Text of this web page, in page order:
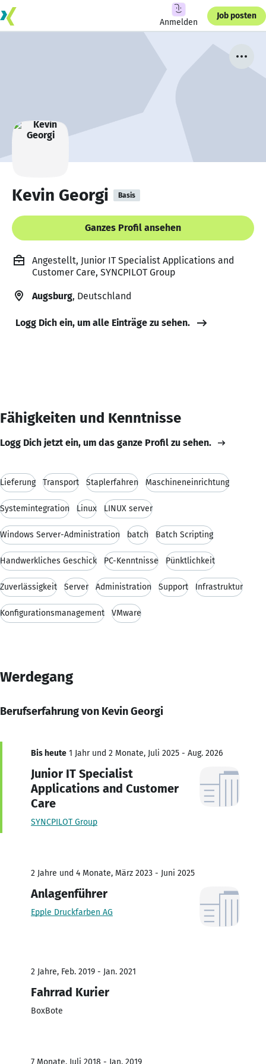
Anmelden
Job posten
Kevin Georgi Basis
Ganzes Profil ansehen
Angestellt, Junior IT Specialist Applications and
Customer Care, SYNCPILOT Group
Augsburg, Deutschland
Logg Dich ein, um alle Einträge zu sehen.
Fähigkeiten und Kenntnisse
Logg Dich jetzt ein, um das ganze Profil zu sehen.
Lieferung Transport Staplerfahren Maschineneinrichtung
Systemintegration Linux LINUX server
Windows Server-Administration batch Batch Scripting
Handwerkliches Geschick PC-Kenntnisse Pünktlichkeit
Zuverlässigkeit Server Administration Support Infrastruktur
Konfigurationsmanagement VMware
Werdegang
Berufserfahrung von Kevin Georgi
Bis heute 1 Jahr und 2 Monate, Juli 2025 - Aug. 2026
Junior IT Specialist
Applications and Customer
Care
SYNCPILOT Group
2 Jahre und 4 Monate, März 2023 - Juni 2025
Anlagenführer
Epple Druckfarben AG
2 Jahre, Feb. 2019 - Jan. 2021
Fahrrad Kurier
BoxBote
7 Monate, Juli 2018 - Jan. 2019